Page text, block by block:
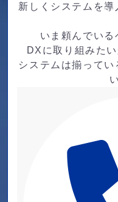
新しくシステムを導
いま頼んでいる
DXに取り組みた
システムは揃って